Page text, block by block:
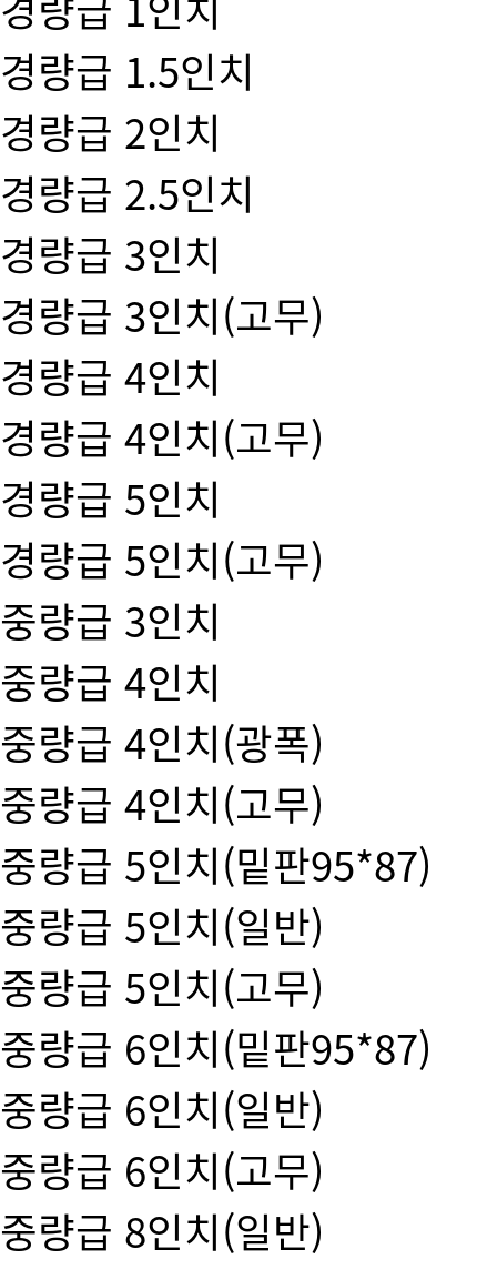
경량급 1.5인치
경량급 2인치
경량급 2.5인치
경량급 3인치
경량급 3인치(고무)
경량급 4인치
경량급 4인치(고무)
경량급 5인치
경량급 5인치(고무)
중량급 3인치
중량급 4인치
중량급 4인치(광폭)
중량급 4인치(고무)
중량급 5인치(밑판95*87)
중량급 5인치(일반)
중량급 5인치(고무)
중량급 6인치(밑판95*87)
중량급 6인치(일반)
중량급 6인치(고무)
중량급 8인치(일반)